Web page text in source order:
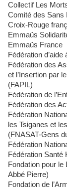
Collectif Les
Comité des Sans
Croix-Rouge
Emmaüs
Emmaüs France
Fédération
Fédération des
et l’Insertion par
(FAPIL)
Fédération de
Fédération des
Fédération
les Tsiganes et
(FNASAT-Gens
Fédération
Fédération Santé
Fondation pour
Abbé Pierre)
Fondation de